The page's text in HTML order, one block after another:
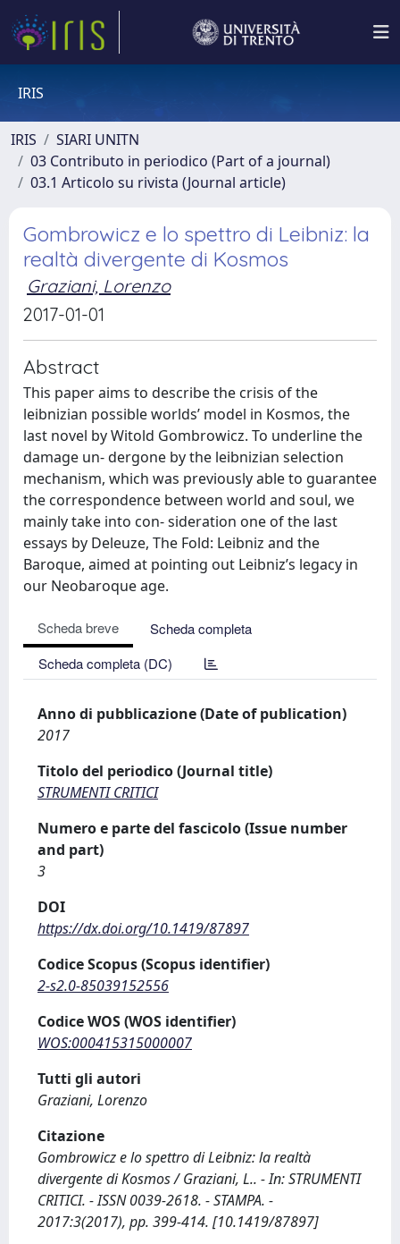
IRIS
IRIS
SIARI UNITN
03 Contributo in periodico (Part of a journal)
03.1 Articolo su rivista (Journal article)
Gombrowicz e lo spettro di Leibniz: la
realtà divergente di Kosmos
Graziani, Lorenzo
2017-01-01
Abstract
This paper aims to describe the crisis of the
leibnizian possible worlds’ model in Kosmos, the
last novel by Witold Gombrowicz. To underline the
damage un- dergone by the leibnizian selection
mechanism, which was previously able to guarantee
the correspondence between world and soul, we
mainly take into con- sideration one of the last
essays by Deleuze, The Fold: Leibniz and the
Baroque, aimed at pointing out Leibniz’s legacy in
our Neobaroque age.
Scheda breve
Scheda completa
Scheda completa (DC)
Anno di pubblicazione (Date of publication)
2017
Titolo del periodico (Journal title)
STRUMENTI CRITICI
Numero e parte del fascicolo (Issue number
and part)
3
DOI
https://dx.doi.org/10.1419/87897
Codice Scopus (Scopus identifier)
2-s2.0-85039152556
Codice WOS (WOS identifier)
WOS:000415315000007
Tutti gli autori
Graziani, Lorenzo
Citazione
Gombrowicz e lo spettro di Leibniz: la realtà
divergente di Kosmos / Graziani, L.. - In: STRUMENTI
CRITICI. - ISSN 0039-2618. - STAMPA. -
2017:3(2017), pp. 399-414. [10.1419/87897]